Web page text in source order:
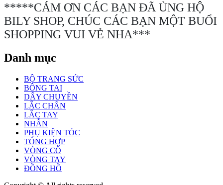
*****CÁM ƠN CÁC BẠN ĐÃ ỦNG HỘ
BILY SHOP, CHÚC CÁC BẠN MỘT BUỔI
SHOPPING VUI VẺ NHA***
Danh mục
BỘ TRANG SỨC
BÔNG TAI
DÂY CHUYỀN
LẮC CHÂN
LẮC TAY
NHẪN
PHỤ KIỆN TÓC
TỔNG HỢP
VÒNG CỔ
VÒNG TAY
ĐỒNG HỒ